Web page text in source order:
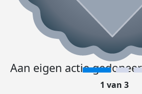
Aan eigen actie
1 van 3